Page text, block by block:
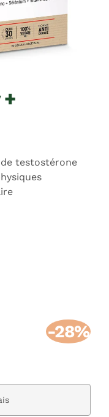
testostérone
-28%